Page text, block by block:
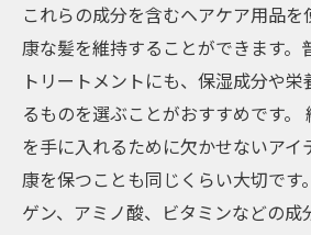
これらの成分を含むヘアケア用品
康な髪を維持することができます。
トリートメントにも、保湿成分や
るものを選ぶことがおすすめです。
を手に入れるために欠かせないアイ
康を保つことも同じくらい大切です
ゲン、アミノ酸、ビタミンなどの成